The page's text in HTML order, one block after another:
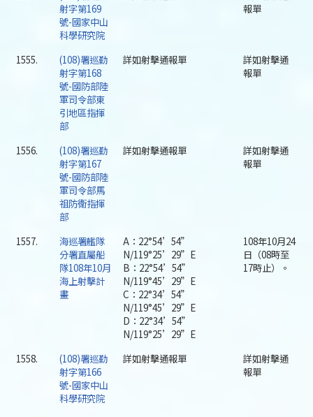
射字第169
號-國家中山
科學研究院
報單
1555.
(108)署巡勤
射字第168
號-國防部陸
軍司令部東
引地區指揮
部
詳如射擊通報單
詳如射擊通
報單
1556.
(108)署巡勤
射字第167
號-國防部陸
軍司令部馬
祖防衛指揮
部
詳如射擊通報單
詳如射擊通
報單
1557.
海巡署艦隊
分署直屬船
隊108年10月
海上射擊計
畫
A：22°54’54”
N/119°25’29”E
B：22°54’54”
N/119°45’29”E
C：22°34’54”
N/119°45’29”E
D：22°34’54”
N/119°25’29”E
108年10月24
日（08時至
17時止）。
1558.
(108)署巡勤
射字第166
號-國家中山
科學研究院
詳如射擊通報單
詳如射擊通
報單